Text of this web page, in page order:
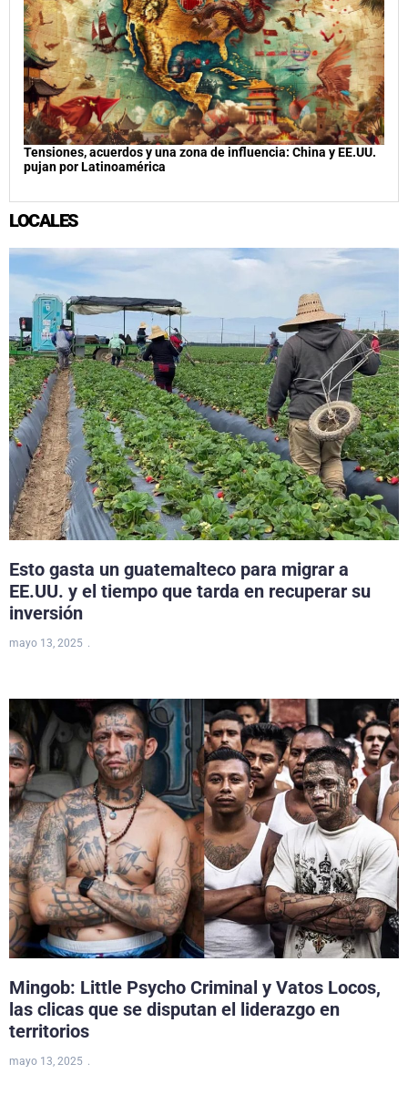
Tensiones, acuerdos y una zona de influencia: China y EE.UU.
pujan por Latinoamérica
LOCALES
Esto gasta un guatemalteco para migrar a
EE.UU. y el tiempo que tarda en recuperar su
inversión
mayo 13, 2025
Mingob: Little Psycho Criminal y Vatos Locos,
las clicas que se disputan el liderazgo en
territorios
mayo 13, 2025